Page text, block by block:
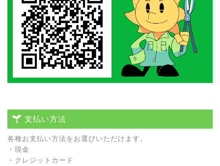
支払い方法
各種お⽀払い⽅法をお選びいただけます。
・現⾦
・クレジットカード